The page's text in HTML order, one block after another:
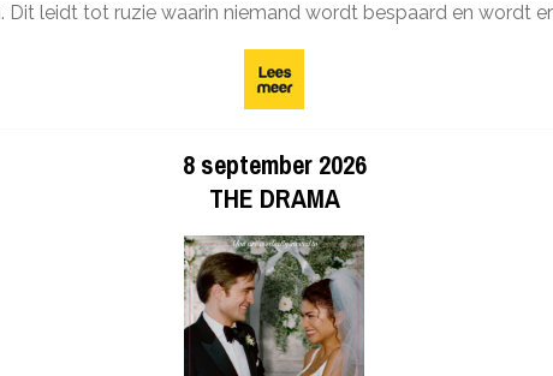
leidt tot ruzie waarin niemand wordt bespaard en wordt
8 september 2026
THE DRAMA